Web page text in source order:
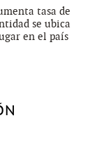
tasa de
se ubica
en el país